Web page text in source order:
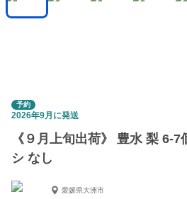
予約
2026年9月に発送
《９月上旬出荷》 豊水 梨 6-
シ なし
愛媛県大洲市